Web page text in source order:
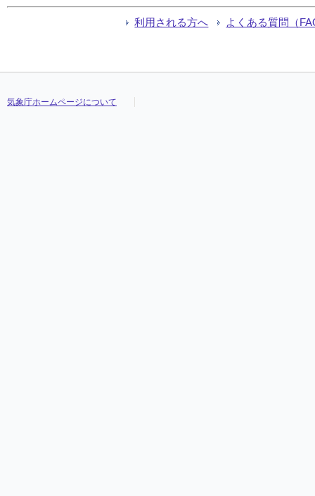
利用される方へ よくある質問（
気象庁ホームページについて